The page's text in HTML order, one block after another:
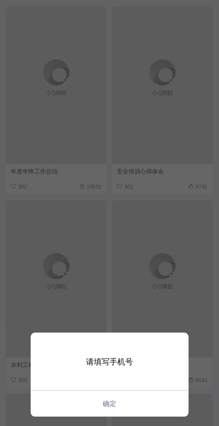
年度年终工作总结
302 10631
安全培训心得体会
301 8741
水利工程职业规划书
300
机修转正申请书
8162
请填写手机号
确定